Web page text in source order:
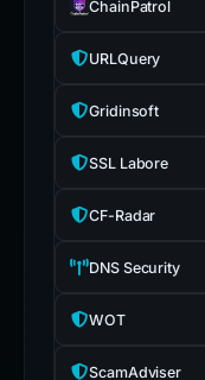
ChainPatrol
URLQuery
Gridinsoft
SSL Labore
CF-Radar
DNS Security
WOT
ScamAdviser